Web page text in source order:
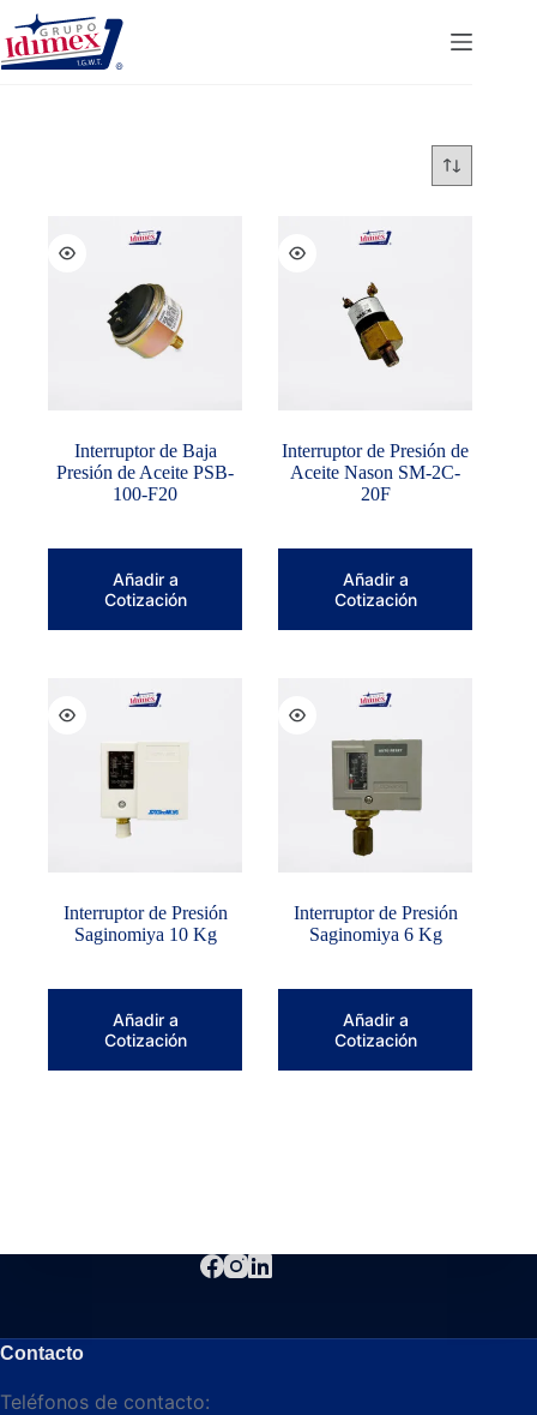
Saltar
contenido
Interruptor de Baja
Presión de Aceite PSB-
100-F20
Añadir a
Cotización
Interruptor de Presión de
Aceite Nason SM-2C-
20F
Añadir a
Cotización
Interruptor de Presión
Saginomiya 10 Kg
Añadir a
Cotización
Interruptor de Presión
Saginomiya 6 Kg
Añadir a
Cotización
Contacto
Teléfonos de contacto: